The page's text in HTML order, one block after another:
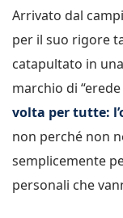
Arrivato dal
per il suo rigore
catapultato in
marchio di
volta per tutte:
non perché non
semplicemente
personali che